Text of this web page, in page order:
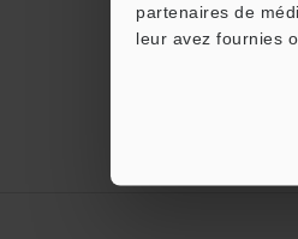
partenaires de
leur avez fournies